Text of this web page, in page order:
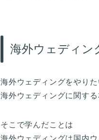
海外ウェディン
海外ウェディングをやりた
海外ウェディングに関す
そこで学んだことは
海外ウェディングは国内